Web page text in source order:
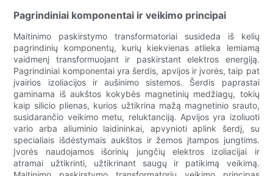
Pagrindiniai komponentai ir veikimo principai
Maitinimo paskirstymo transformatoriai susideda iš kelių
pagrindinių komponentų, kurių kiekvienas atlieka lemiamą
vaidmenį transformuojant ir paskirstant elektros energiją.
Pagrindiniai komponentai yra šerdis, apvijos ir įvorės, taip pat
įvairios izoliacijos ir aušinimo sistemos. Šerdis paprastai
gaminama iš aukštos kokybės magnetinių medžiagų, tokių
kaip silicio plienas, kurios užtikrina mažą magnetinio srauto,
susidarančio veikimo metu, reluktanciją. Apvijos yra izoliuoti
vario arba aliuminio laidininkai, apvynioti aplink šerdį, su
specialiais išdėstymais aukštos ir žemos įtampos jungtims.
Įvorės naudojamos išorinių jungčių elektros izoliacijai ir
atramai užtikrinti, užtikrinant saugų ir patikimą veikimą.